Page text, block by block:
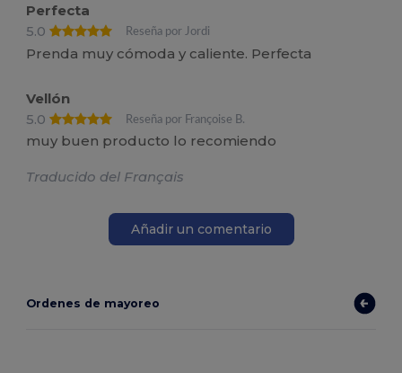
Perfecta
5.0
Reseña por Jordi
Prenda muy cómoda y caliente. Perfecta
Vellón
5.0
Reseña por Françoise B.
muy buen producto lo recomiendo
Traducido del Français
Añadir un comentario
Ordenes de mayoreo